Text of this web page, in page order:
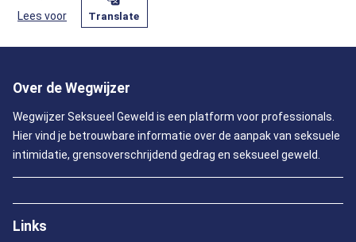
Lees voor Translate
Over de Wegwijzer
Wegwijzer Seksueel Geweld is een platform voor professionals.
Hier vind je betrouwbare informatie over de aanpak van seksuele
intimidatie, grensoverschrijdend gedrag en seksueel geweld.
Links